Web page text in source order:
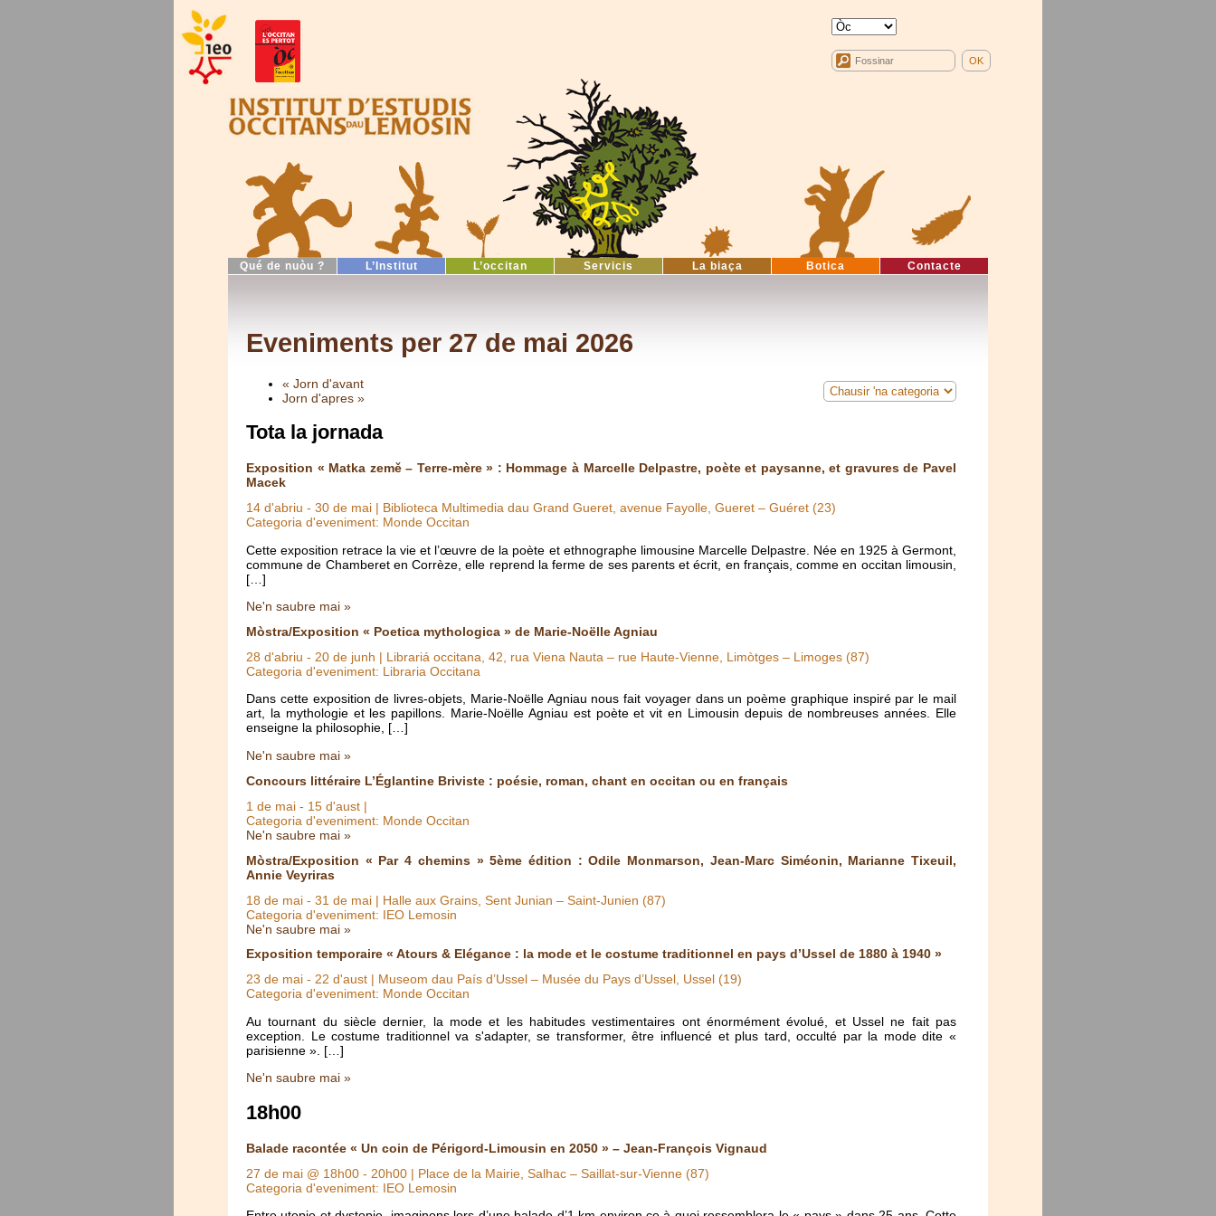
Qué de nuòu ? L’Institut L’occitan Servicis La biaça Botica Contacte
Eveniments per 27 de mai 2026
« Jorn d'avant
Jorn d'apres »
Tota la jornada
Exposition « Matka země – Terre-mère » : Hommage à Marcelle Delpastre, poète et paysanne, et gravures de Pavel
Macek
14 d'abriu - 30 de mai | Biblioteca Multimedia dau Grand Gueret, avenue Fayolle, Gueret – Guéret (23)
Categoria d'eveniment: Monde Occitan
Cette exposition retrace la vie et l’œuvre de la poète et ethnographe limousine Marcelle Delpastre. Née en 1925 à Germont,
commune de Chamberet en Corrèze, elle reprend la ferme de ses parents et écrit, en français, comme en occitan limousin,
[…]
Ne'n saubre mai »
Mòstra/Exposition « Poetica mythologica » de Marie-Noëlle Agniau
28 d'abriu - 20 de junh | Librariá occitana, 42, rua Viena Nauta – rue Haute-Vienne, Limòtges – Limoges (87)
Categoria d'eveniment: Libraria Occitana
Dans cette exposition de livres-objets, Marie-Noëlle Agniau nous fait voyager dans un poème graphique inspiré par le mail
art, la mythologie et les papillons. Marie-Noëlle Agniau est poète et vit en Limousin depuis de nombreuses années. Elle
enseigne la philosophie, […]
Ne'n saubre mai »
Concours littéraire L’Églantine Briviste : poésie, roman, chant en occitan ou en français
1 de mai - 15 d'aust |
Categoria d'eveniment: Monde Occitan
Ne'n saubre mai »
Mòstra/Exposition « Par 4 chemins » 5ème édition : Odile Monmarson, Jean-Marc Siméonin, Marianne Tixeuil,
Annie Veyriras
18 de mai - 31 de mai | Halle aux Grains, Sent Junian – Saint-Junien (87)
Categoria d'eveniment: IEO Lemosin
Ne'n saubre mai »
Exposition temporaire « Atours & Elégance : la mode et le costume traditionnel en pays d’Ussel de 1880 à 1940 »
23 de mai - 22 d'aust | Museom dau País d’Ussel – Musée du Pays d’Ussel, Ussel (19)
Categoria d'eveniment: Monde Occitan
Au tournant du siècle dernier, la mode et les habitudes vestimentaires ont énormément évolué, et Ussel ne fait pas
exception. Le costume traditionnel va s'adapter, se transformer, être influencé et plus tard, occulté par la mode dite «
parisienne ». […]
Ne'n saubre mai »
18h00
Balade racontée « Un coin de Périgord-Limousin en 2050 » – Jean-François Vignaud
27 de mai @ 18h00 - 20h00 | Place de la Mairie, Salhac – Saillat-sur-Vienne (87)
Categoria d'eveniment: IEO Lemosin